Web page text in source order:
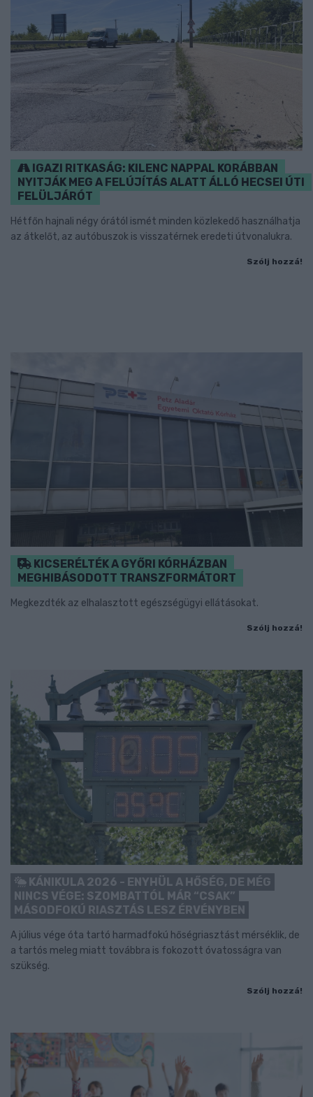
IGAZI RITKASÁG: KILENC NAPPAL KORÁBBAN
NYITJÁK MEG A FELÚJÍTÁS ALATT ÁLLÓ HECSEI ÚTI
FELÜLJÁRÓT
Hétfőn hajnali négy órától ismét minden közlekedő használhatja
az átkelőt, az autóbuszok is visszatérnek eredeti útvonalukra.
Szólj hozzá!
KICSERÉLTÉK A GYŐRI KÓRHÁZBAN
MEGHIBÁSODOTT TRANSZFORMÁTORT
Megkezdték az elhalasztott egészségügyi ellátásokat.
Szólj hozzá!
KÁNIKULA 2026 - ENYHÜL A HŐSÉG, DE MÉG
NINCS VÉGE: SZOMBATTÓL MÁR “CSAK”
MÁSODFOKÚ RIASZTÁS LESZ ÉRVÉNYBEN
A július vége óta tartó harmadfokú hőségriasztást mérséklik, de
a tartós meleg miatt továbbra is fokozott óvatosságra van
szükség.
Szólj hozzá!